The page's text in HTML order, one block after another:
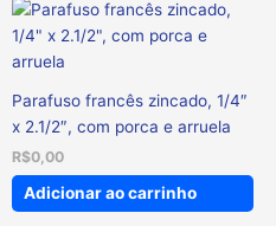
Parafuso francês zincado, 1/4″
x 2.1/2″, com porca e arruela
R$0,00
Adicionar ao carrinho